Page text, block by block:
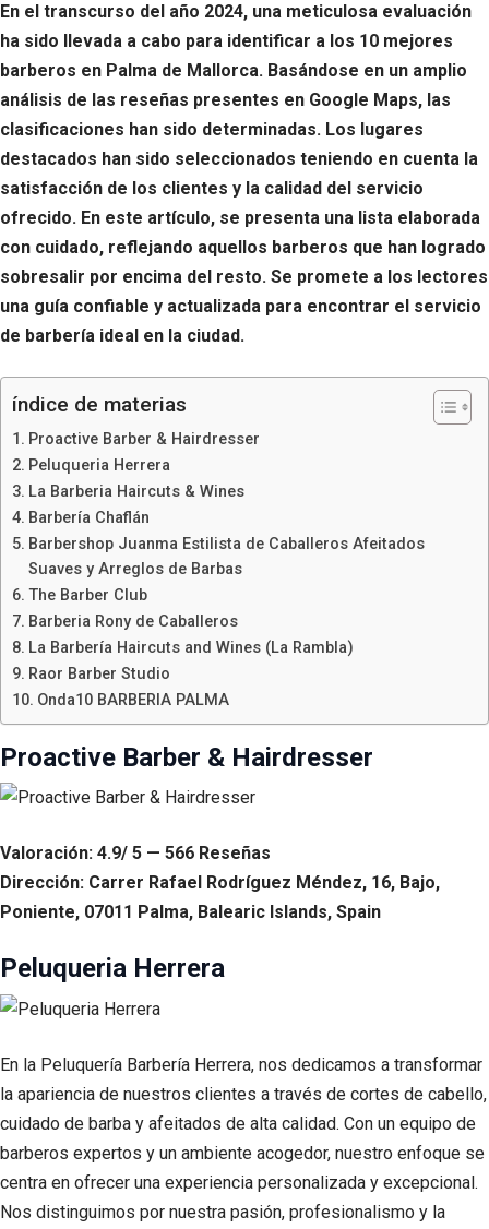
En el transcurso del año 2024, una meticulosa evaluación
ha sido llevada a cabo para identificar a los 10 mejores
barberos en Palma de Mallorca. Basándose en un amplio
análisis de las reseñas presentes en Google Maps, las
clasificaciones han sido determinadas. Los lugares
destacados han sido seleccionados teniendo en cuenta la
satisfacción de los clientes y la calidad del servicio
ofrecido. En este artículo, se presenta una lista elaborada
con cuidado, reflejando aquellos barberos que han logrado
sobresalir por encima del resto. Se promete a los lectores
una guía confiable y actualizada para encontrar el servicio
de barbería ideal en la ciudad.
índice de materias
Proactive Barber & Hairdresser
Peluqueria Herrera
La Barberia Haircuts & Wines
Barbería Chaflán
Barbershop Juanma Estilista de Caballeros Afeitados
Suaves y Arreglos de Barbas
The Barber Club
Barberia Rony de Caballeros
La Barbería Haircuts and Wines (La Rambla)
Raor Barber Studio
Onda10 BARBERIA PALMA
Proactive Barber & Hairdresser
Valoración: 4.9/ 5 — 566 Reseñas
Dirección: Carrer Rafael Rodríguez Méndez, 16, Bajo,
Poniente, 07011 Palma, Balearic Islands, Spain
Peluqueria Herrera
En la Peluquería Barbería Herrera, nos dedicamos a transformar
la apariencia de nuestros clientes a través de cortes de cabello,
cuidado de barba y afeitados de alta calidad. Con un equipo de
barberos expertos y un ambiente acogedor, nuestro enfoque se
centra en ofrecer una experiencia personalizada y excepcional.
Nos distinguimos por nuestra pasión, profesionalismo y la